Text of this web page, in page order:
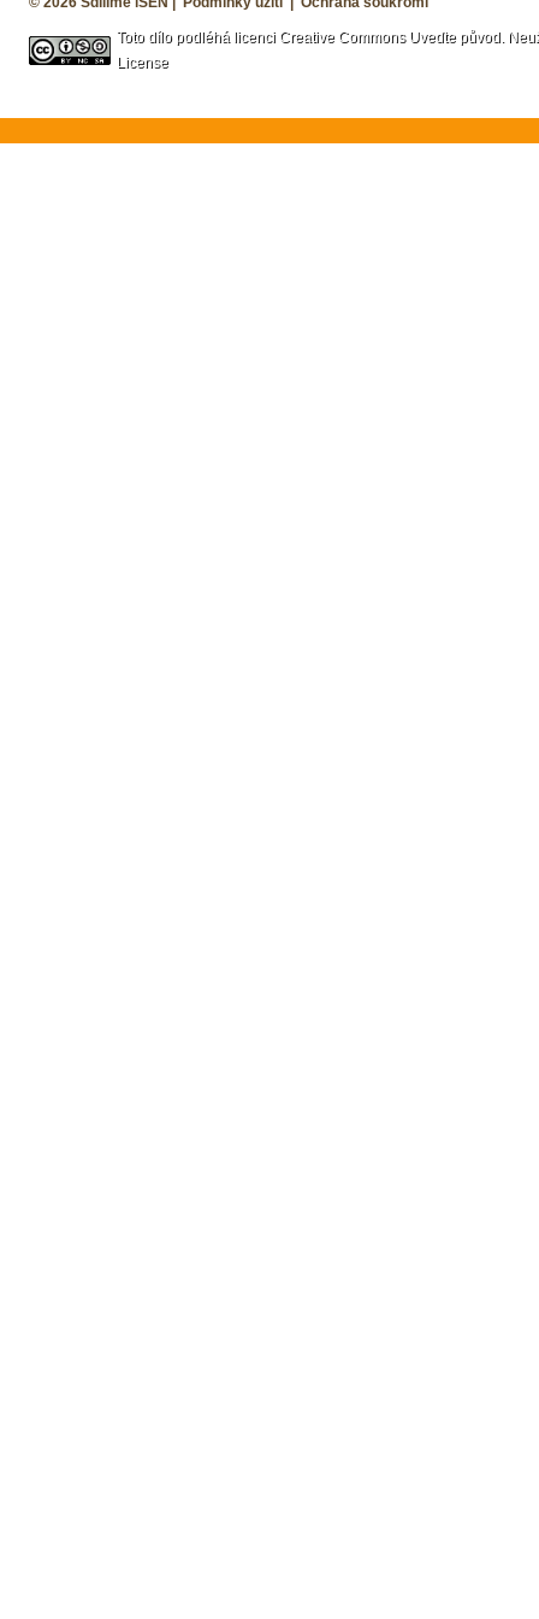
Toto dílo podléhá licenci Creative Commons Uveďte původ.
License